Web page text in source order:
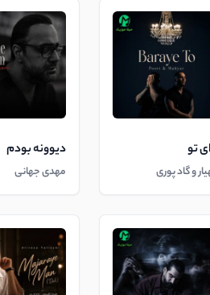
تو
و گاد پوری
دیوونه بودم
مهدی جهانی